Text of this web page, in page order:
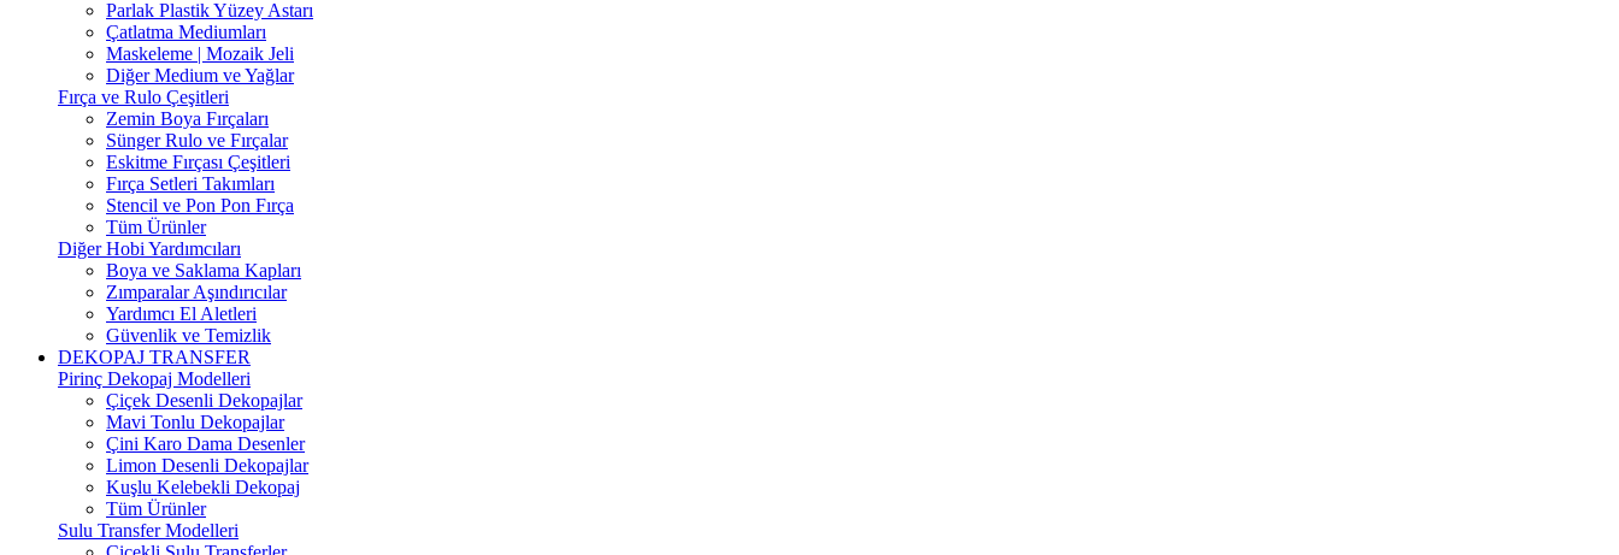
Parlak Plastik Yüzey Astarı
Çatlatma Mediumları
Maskeleme | Mozaik Jeli
Diğer Medium ve Yağlar
Fırça ve Rulo Çeşitleri
Zemin Boya Fırçaları
Sünger Rulo ve Fırçalar
Eskitme Fırçası Çeşitleri
Fırça Setleri Takımları
Stencil ve Pon Pon Fırça
Tüm Ürünler
Diğer Hobi Yardımcıları
Boya ve Saklama Kapları
Zımparalar Aşındırıcılar
Yardımcı El Aletleri
Güvenlik ve Temizlik
DEKOPAJ TRANSFER
Pirinç Dekopaj Modelleri
Çiçek Desenli Dekopajlar
Mavi Tonlu Dekopajlar
Çini Karo Dama Desenler
Limon Desenli Dekopajlar
Kuşlu Kelebekli Dekopaj
Tüm Ürünler
Sulu Transfer Modelleri